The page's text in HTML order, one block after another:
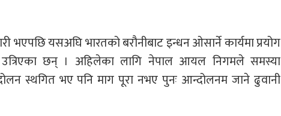
भएपछि यसअघि भारतको बरौनीबाट इन्धन ओसार्ने कार्यमा प्रयोग
छन् । अहिलेका लागि नेपाल आयल निगमले समस्या
स्थगित भए पनि माग पूरा नभए पुनः आन्दोलनम जाने ढुवानी